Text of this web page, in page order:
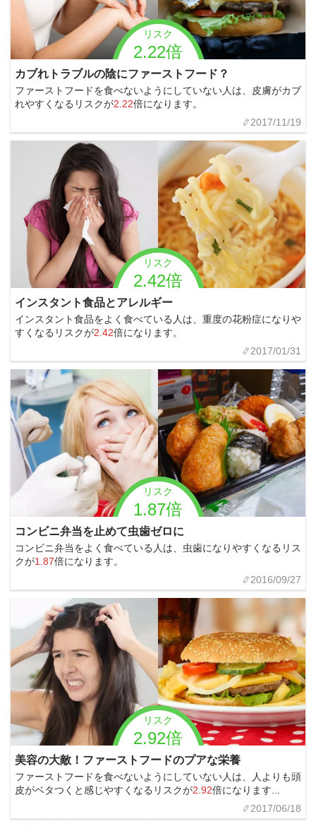
リスク
2.22倍
カブれトラブルの陰にファーストフード？
ファーストフードを食べないようにしていない人は、皮膚がカブ
れやすくなるリスクが2.22倍になります。
2017/11/19
リスク
2.42倍
インスタント食品とアレルギー
インスタント食品をよく食べている人は、重度の花粉症になりや
すくなるリスクが2.42倍になります。
2017/01/31
リスク
1.87倍
コンビニ弁当を止めて虫歯ゼロに
コンビニ弁当をよく食べている人は、虫歯になりやすくなるリス
クが1.87倍になります。
2016/09/27
リスク
2.92倍
美容の大敵！ファーストフードのプアな栄養
ファーストフードを食べないようにしていない人は、人よりも頭
皮がベタつくと感じやすくなるリスクが2.92倍になります...
2017/06/18